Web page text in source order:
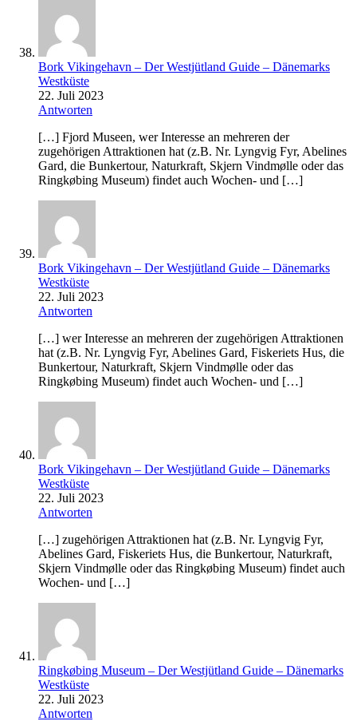
Bork Vikingehavn – Der Westjütland Guide – Dänemarks
Westküste
22. Juli 2023
Antworten
[…] Fjord Museen, wer Interesse an mehreren der
zugehörigen Attraktionen hat (z.B. Nr. Lyngvig Fyr, Abelines
Gard, die Bunkertour, Naturkraft, Skjern Vindmølle oder das
Ringkøbing Museum) findet auch Wochen- und […]
Bork Vikingehavn – Der Westjütland Guide – Dänemarks
Westküste
22. Juli 2023
Antworten
[…] wer Interesse an mehreren der zugehörigen Attraktionen
hat (z.B. Nr. Lyngvig Fyr, Abelines Gard, Fiskeriets Hus, die
Bunkertour, Naturkraft, Skjern Vindmølle oder das
Ringkøbing Museum) findet auch Wochen- und […]
Bork Vikingehavn – Der Westjütland Guide – Dänemarks
Westküste
22. Juli 2023
Antworten
[…] zugehörigen Attraktionen hat (z.B. Nr. Lyngvig Fyr,
Abelines Gard, Fiskeriets Hus, die Bunkertour, Naturkraft,
Skjern Vindmølle oder das Ringkøbing Museum) findet auch
Wochen- und […]
Ringkøbing Museum – Der Westjütland Guide – Dänemarks
Westküste
22. Juli 2023
Antworten